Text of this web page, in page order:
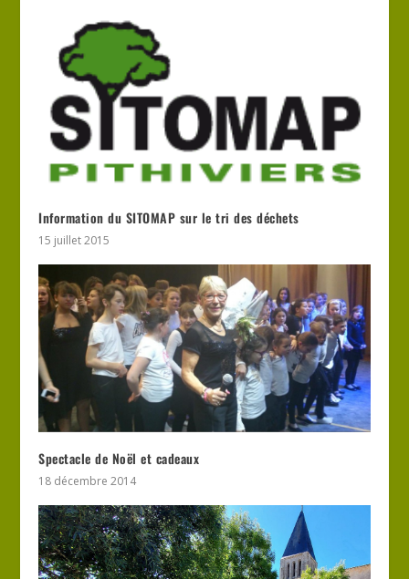
Information du SITOMAP sur le tri des déchets
15 juillet 2015
Spectacle de Noël et cadeaux
18 décembre 2014